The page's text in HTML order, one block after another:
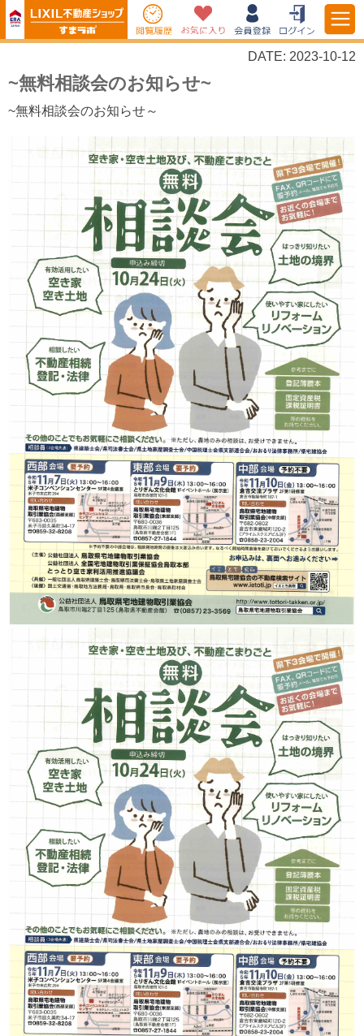
DATE: 2023-10-12
~無料相談会のお知らせ~
~無料相談会のお知らせ～